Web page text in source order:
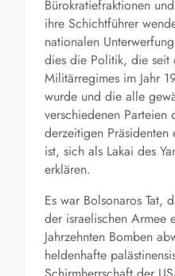
Bürokratiefraktionen
ihre Schichtführer
nationalen
dies die Politik, die seit
Militärregimes im Jahr
wurde und die alle
verschiedenen
derzeitigen
ist, sich als Lakai des
erklären.
Es war Bolsonaros Tat,
der israelischen Armee
Jahrzehnten Bomben
heldenhafte